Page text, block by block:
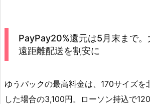
PayPay20%還元は5月末まで。
遠距離配送を割安に
ゆうパックの最高料金は、170サイズを
した場合の3,100円。ローソン持込で